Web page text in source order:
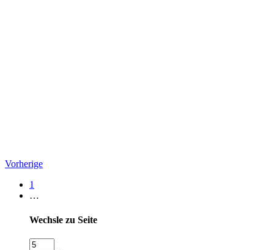
Vorherige
1
…
Wechsle zu Seite